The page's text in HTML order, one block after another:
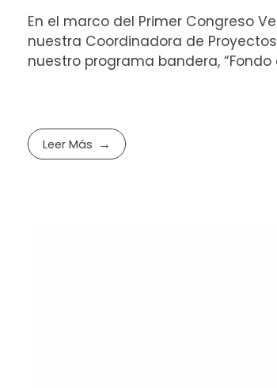
En el marco del Primer Congreso
nuestra Coordinadora de
nuestro programa bandera, “Fondo
Leer Más